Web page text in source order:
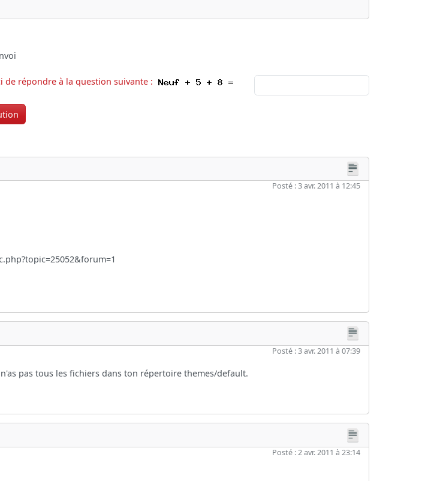
de répondre à la question suivante :
Posté : 3 avr. 2011 à 12:45
Posté : 3 avr. 2011 à 07:39
pas tous les fichiers dans ton répertoire themes/default.
Posté : 2 avr. 2011 à 23:14